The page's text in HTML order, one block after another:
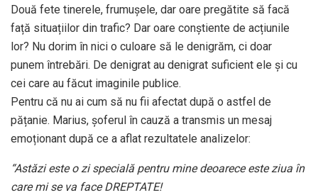
Două fete tinerele, frumușele, dar oare pregătite să facă
față situațiilor din trafic? Dar oare conștiente de acțiunile
lor? Nu dorim în nici o culoare să le denigrăm, ci doar
punem întrebări. De denigrat au denigrat suficient ele și cu
cei care au făcut imaginile publice.
Pentru că nu ai cum să nu fii afectat după o astfel de
pățanie. Marius, șoferul în cauză a transmis un mesaj
emoționant după ce a aflat rezultatele analizelor:
“Astăzi este o zi specială pentru mine deoarece este ziua în
care mi se va face DREPTATE!